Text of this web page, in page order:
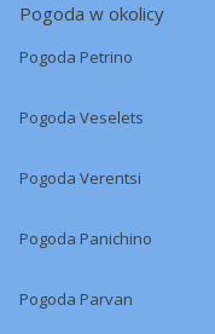
Pogoda w okolicy
Pogoda Petrino
Pogoda Veselets
Pogoda Verentsi
Pogoda Panichino
Pogoda Parvan